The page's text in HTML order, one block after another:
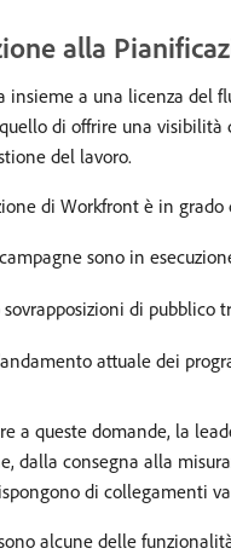
alla
insieme a una licenza del
di offrire una visibilità
del lavoro.
di Workfront è in
sono in
sovrapposizioni di pubblico
attuale dei
a queste domande, la
dalla consegna alla
di collegamenti
alcune delle